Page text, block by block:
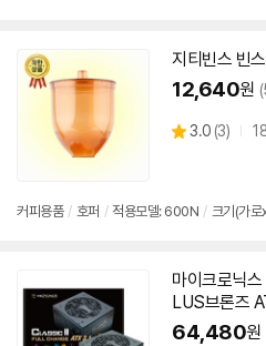
지티빈스 빈
12,640원
별
3.0 (상
뷰
3)
커피용품 / 호퍼 / 적용모델: 600N / 크기(가
마이크로닉
LUS브론즈
64,480원